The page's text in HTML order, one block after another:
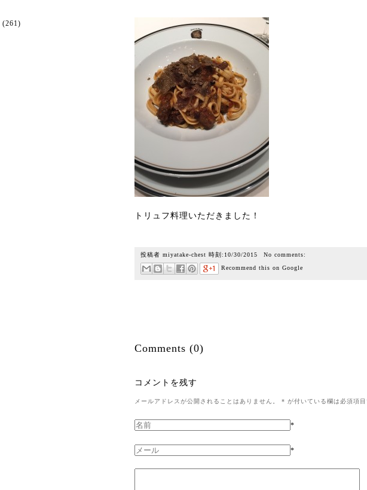
トリュフ料理いただきました！
投稿者 miyatake-chest 時刻: 10/30/2015 No comments:
Recommend this on Google
Comments (0)
コメントを残す
メールアドレスが公開されることはありません。 * が付いている欄は必須項
*
*
(261)